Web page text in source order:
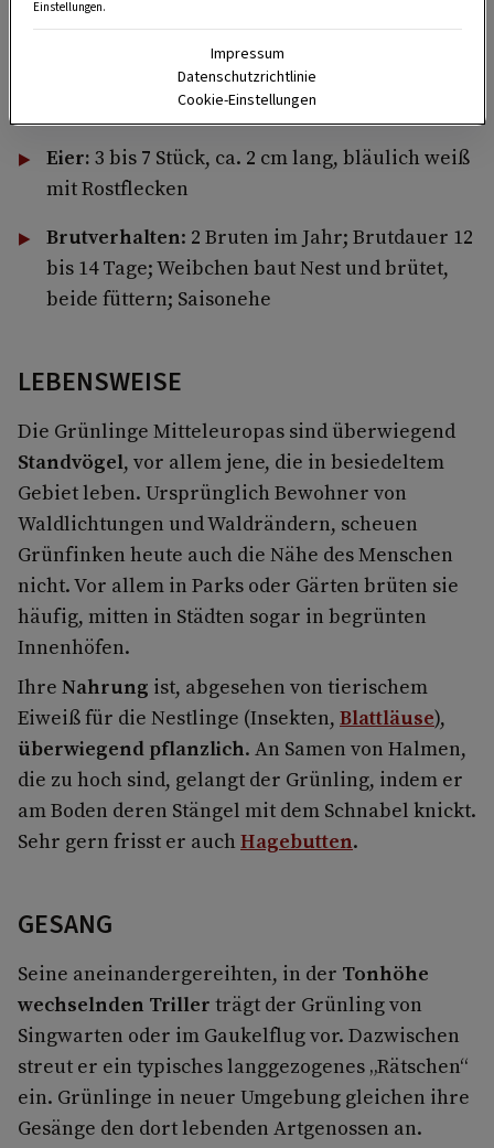
in Bäumen, Sträuchern, immer öfter
auch in Spalierpflanzen und Blumenkästen
Eier: 3 bis 7 Stück, ca. 2 cm lang, bläulich weiß
mit Rostflecken
Brutverhalten: 2 Bruten im Jahr; Brutdauer 12
bis 14 Tage; Weibchen baut Nest und brütet,
beide füttern; Saisonehe
LEBENSWEISE
Die Grünlinge Mitteleuropas sind überwiegend
Standvögel, vor allem jene, die in besiedeltem
Gebiet leben. Ursprünglich Bewohner von
Waldlichtungen und Waldrändern, scheuen
Grünfinken heute auch die Nähe des Menschen
nicht. Vor allem in Parks oder Gärten brüten sie
häufig, mitten in Städten sogar in begrünten
Innenhöfen.
Ihre Nahrung ist, abgesehen von tierischem
Eiweiß für die Nestlinge (Insekten, Blattläuse),
überwiegend pflanzlich. An Samen von Halmen,
die zu hoch sind, gelangt der Grünling, indem er
am Boden deren Stängel mit dem Schnabel knickt.
Sehr gern frisst er auch Hagebutten.
GESANG
Seine aneinandergereihten, in der Tonhöhe
wechselnden Triller trägt der Grünling von
Singwarten oder im Gaukelflug vor. Dazwischen
streut er ein typisches langgezogenes „Rätschen“
ein. Grünlinge in neuer Umgebung gleichen ihre
Gesänge den dort lebenden Artgenossen an.
Einstellungen.
Impressum
Datenschutzrichtlinie
Cookie-Einstellungen